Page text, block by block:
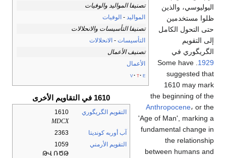
تصنيفا المواليد والوفيات
المواليد - الوفيات
تصنيفا التأسيسات والانحلالات
التأسيسات - الانحلالات
تصنيف الأعمال
الأعمال
v t e
1610 في التقاويم الأخرى
التقويم الگريگوري
1610
MDCX
آب أوربه كونديتا
2363
التقويم الأرمني
1059
ԹՎ ՌԾԹ
اليوليوسي، والذين
ظلوا مستخدمين
حتى التحول الكامل
إلى التقويم
الگريگوري في
1929
. Some have
suggested that
1610 may mark
the beginning of the
Anthropocene، or the
'Age of Man', marking a
fundamental change in
the relationship
between humans and